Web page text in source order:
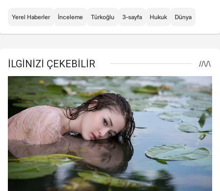
Yerel Haberler İnceleme Türkoğlu 3-sayfa Hukuk Dünya